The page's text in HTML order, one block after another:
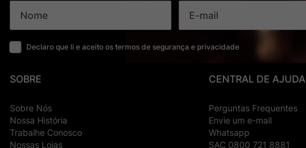
Declaro que li e aceito os termos de segurança e privacidade
SOBRE
Sobre Nós
Nossa História
Trabalhe Conosco
Nossas Lojas
CENTRAL DE AJUDA
Perguntas Frequentes
Envie um e-mail
Whatsapp
SAC 0800 721 8881